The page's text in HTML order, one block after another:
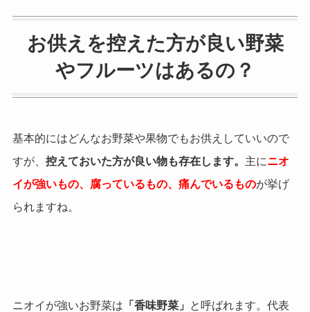
お供えを控えた方が良い野菜
やフルーツはあるの？
基本的にはどんなお野菜や果物でもお供えしていいので
すが、 控えておいた方が良い物も存在します。 主にニオ
イが強いもの、腐っているもの、痛んでいるものが挙げ
られますね。
ニオイが強いお野菜は 「香味野菜」
と呼ばれます。代表